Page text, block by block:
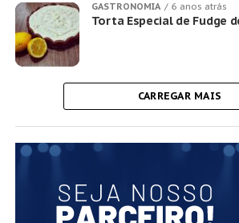
GASTRONOMIA 6 anos atrás
Torta Especial de Fudge
CARREGAR MAIS